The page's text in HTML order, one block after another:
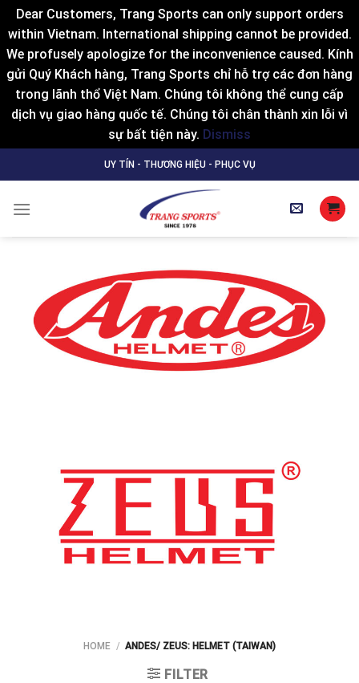
Dear Customers, Trang Sports can only support orders
within Vietnam. International shipping cannot be provided.
We profusely apologize for the inconvenience caused. Kính
gửi Quý Khách hàng, Trang Sports chỉ hỗ trợ các đơn hàng
trong lãnh thổ Việt Nam. Chúng tôi không thể cung cấp
dịch vụ giao hàng quốc tế. Chúng tôi chân thành xin lỗi vì
sự bất tiện này. Dismiss
to
UY TÍN - THƯƠNG HIỆU - PHỤC VỤ
HOME / ANDES/ ZEUS: HELMET (TAIWAN)
FILTER